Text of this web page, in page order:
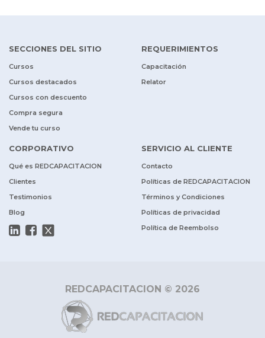
SECCIONES DEL SITIO
Cursos
Cursos destacados
Cursos con descuento
Compra segura
Vende tu curso
REQUERIMIENTOS
Capacitación
Relator
CORPORATIVO
Qué es REDCAPACITACION
Clientes
Testimonios
Blog
SERVICIO AL CLIENTE
Contacto
Políticas de REDCAPACITACION
Términos y Condiciones
Políticas de privacidad
Política de Reembolso
REDCAPACITACION © 2026